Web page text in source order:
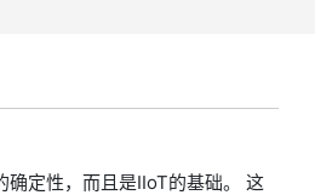
确定性，而且是IIoT的基础。 这